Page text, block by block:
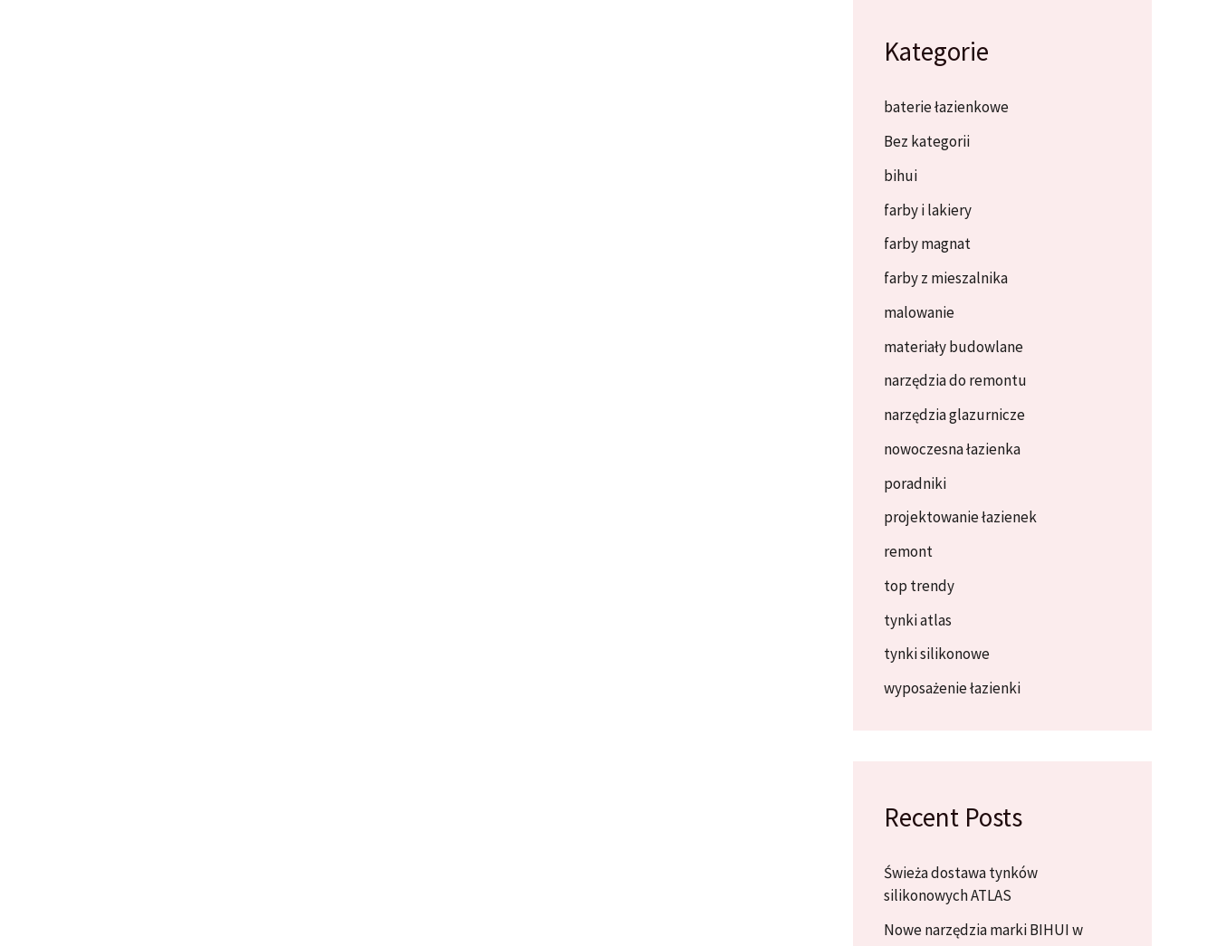
Kategorie
baterie łazienkowe
Bez kategorii
bihui
farby i lakiery
farby magnat
farby z mieszalnika
malowanie
materiały budowlane
narzędzia do remontu
narzędzia glazurnicze
nowoczesna łazienka
poradniki
projektowanie łazienek
remont
top trendy
tynki atlas
tynki silikonowe
wyposażenie łazienki
Recent Posts
Świeża dostawa tynków
silikonowych ATLAS
Nowe narzędzia marki BIHUI w